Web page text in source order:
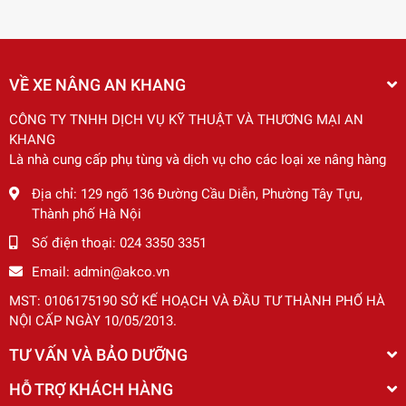
Sử dụng dầu thủy lực đúng loại, đúng tiêu chuẩn
Điều chỉnh áp suất thủy lực phù hợp
Không nâng quá tải
Khi bi khung nâng xe nâng TCM FD20-30Z5, HL H2000 2-
nâng đến các trung tâm bảo dưỡng, sửa chữa uy tín để
được kiểm tra, sửa chữa kịp thời.
VỀ XE NÂNG AN KHANG
CÔNG TY TNHH DỊCH VỤ KỸ THUẬT VÀ THƯƠNG MẠI AN
KHANG
Là nhà cung cấp phụ tùng và dịch vụ cho các loại xe nâng hàng
Địa chỉ: 129 ngõ 136 Đường Cầu Diễn, Phường Tây Tựu,
Thành phố Hà Nội
Số điện thoại: 024 3350 3351
Email: admin@akco.vn
MST: 0106175190 SỞ KẾ HOẠCH VÀ ĐẦU TƯ THÀNH PHỐ HÀ
NỘI CẤP NGÀY 10/05/2013.
TƯ VẤN VÀ BẢO DƯỠNG
HỖ TRỢ KHÁCH HÀNG